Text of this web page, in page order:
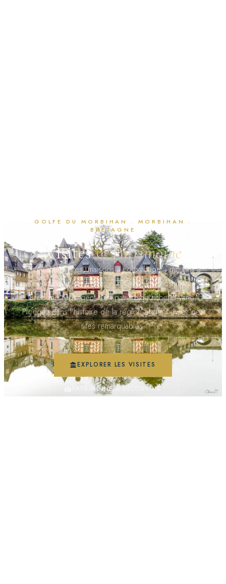
GOLFE DU MORBIHAN · MORBIHAN ·
BRETAGNE
Visites& Patrimoine
Châteaux, phares, maisons à colombages, moulins à
marée, cabines de plage… Le Golfe du Morbihan et la
Bretagne regorgent d’un patrimoine riche et varié.
Plongez dans l’histoire de la région et découvrez des
sites remarquables.
EXPLORER LES VISITES
PATRIMOINE À DÉCOUVRIR